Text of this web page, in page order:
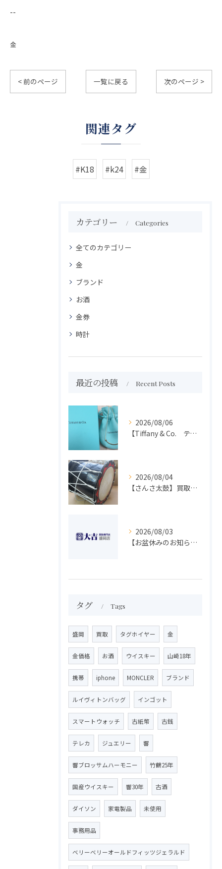
--
金
< 前のページ 一覧に戻る 次のページ >
関連タグ
#K18 #k24 #金
カテゴリー Categories
全てのカテゴリー
金
ブランド
お酒
金券
時計
最近の投稿 Recent Posts
2026/08/06
【Tiffany & Co. ティファニー】買取 大吉盛岡店 アクセサリー買取しました！！
2026/08/04
【さんさ太鼓】買取 大吉盛岡店 楽器 買取します！！
2026/08/03
【お盆休みのお知らせ】買取専門 大吉 盛岡店
タグ Tags
盛岡 買取 タグホイヤー 金
金価格 お酒 ウイスキー 山崎18年
携帯 iphone MONCLER ブランド
ルイヴィトンバッグ インゴット
スマートウォッチ 古紙幣 古銭
テレカ ジュエリー 響
響ブロッサムハーモニー 竹鶴25年
国産ウイスキー 響30年 古酒
ダイソン 家電製品 未使用
事務用品
ベリーベリーオールドフィッツジェラルド